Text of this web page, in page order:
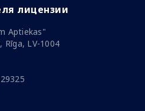
лицензии
Aptiekas"
Rīga, LV-1004